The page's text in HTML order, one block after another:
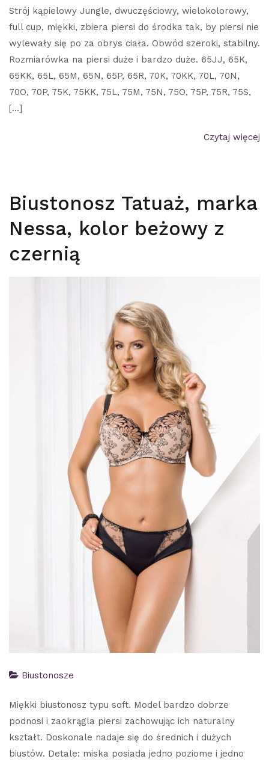
Strój kąpielowy Jungle, dwuczęściowy, wielokolorowy,
full cup, miękki, zbiera piersi do środka tak, by piersi nie
wylewały się po za obrys ciała. Obwód szeroki, stabilny.
Rozmiarówka na piersi duże i bardzo duże. 65JJ, 65K,
65KK, 65L, 65M, 65N, 65P, 65R, 70K, 70KK, 70L, 70N,
70O, 70P, 75K, 75KK, 75L, 75M, 75N, 75O, 75P, 75R, 75S,
[…]
Czytaj więcej
Biustonosz Tatuaż, marka
Nessa, kolor beżowy z
czernią
Biustonosze
Miękki biustonosz typu soft. Model bardzo dobrze
podnosi i zaokrągla piersi zachowując ich naturalny
kształt. Doskonale nadaje się do średnich i dużych
biustów. Detale: miska posiada jedno poziome i jedno